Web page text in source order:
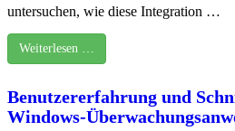
untersuchen, wie diese Integration …
Weiterlesen …
Benutzererfahrung und
Windows-